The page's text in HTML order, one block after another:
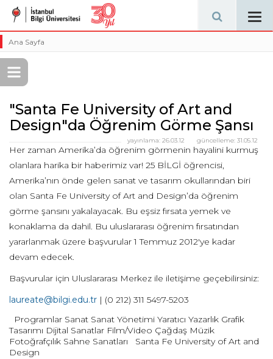
Ana Sayfa
"Santa Fe University of Art and
Design"da Öğrenim Görme Şansı
güncelleme: 31.05.12
yayınlama: 26.03.12
Her zaman Amerika’da öğrenim görmenin hayalini kurmuş
olanlara harika bir haberimiz var! 25 BİLGİ öğrencisi,
Amerika’nın önde gelen sanat ve tasarım okullarından biri
olan Santa Fe University of Art and Design’da öğrenim
görme şansını yakalayacak. Bu eşsiz fırsata yemek ve
konaklama da dahil. Bu uluslararası öğrenim fırsatından
yararlanmak üzere başvurular 1 Temmuz 2012'ye kadar
devam edecek.
Başvurular için Uluslararası Merkez ile iletişime geçebilirsiniz:
laureate@bilgi.edu.tr | (0 212) 311 5497-5203
Programlar Sanat Sanat Yönetimi Yaratıcı Yazarlık Grafik
Tasarımı Dijital Sanatlar Film/Video Çağdaş Müzik
Fotoğrafçılık Sahne Sanatları Santa Fe University of Art and
Design